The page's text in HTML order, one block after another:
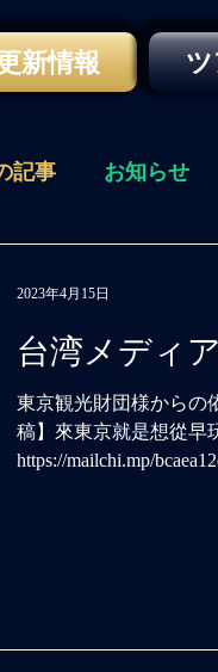
新情報
記事 お知らせ
台湾メディ
東京観光財団様からの
稿】來東京就是想從早
https://mailchi.mp/
2023年4月15日